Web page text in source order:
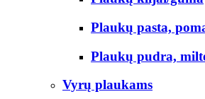
Plaukų pasta,
Plaukų pudra,
Vyrų plaukams